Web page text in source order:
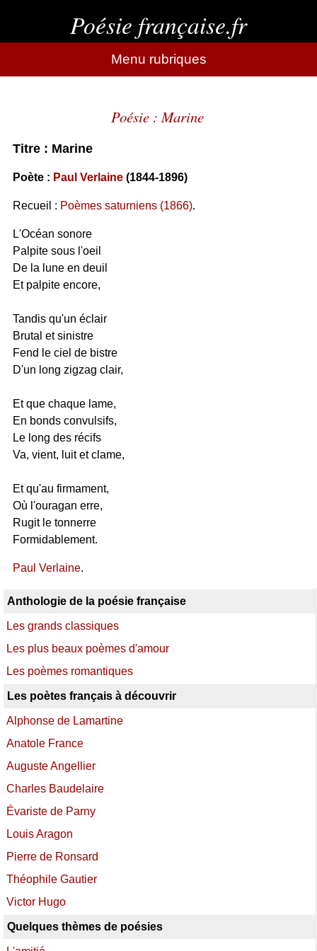
Poésie française.fr
Menu rubriques
Poésie : Marine
Titre : Marine
Poète : Paul Verlaine(1844-1896)
Recueil : Poèmes saturniens (1866).
L'Océan sonore
Palpite sous l'oeil
De la lune en deuil
Et palpite encore,
Tandis qu'un éclair
Brutal et sinistre
Fend le ciel de bistre
D'un long zigzag clair,
Et que chaque lame,
En bonds convulsifs,
Le long des récifs
Va, vient, luit et clame,
Et qu'au firmament,
Où l'ouragan erre,
Rugit le tonnerre
Formidablement.
Paul Verlaine.
Anthologie de la poésie française
Les grands classiques
Les plus beaux poèmes d'amour
Les poèmes romantiques
Les poètes français à découvrir
Alphonse de Lamartine
Anatole France
Auguste Angellier
Charles Baudelaire
Évariste de Parny
Louis Aragon
Pierre de Ronsard
Théophile Gautier
Victor Hugo
Quelques thèmes de poésies